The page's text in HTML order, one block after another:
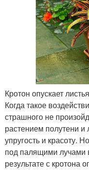
Кротон опускает
Когда такое
страшного не
растением полутени и
упругость и красоту.
под палящими лучами
результате с кротона